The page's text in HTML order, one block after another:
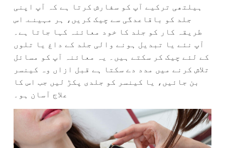
ہیلتھی ترکیے آپ کو سفارش کرتا ہے کہ آپ اپنی
جلد کو باقاعدگی سے چیک کریں، ہر مہینے. اس
طریقہ کار کو جلد کا خود معائنہ کہا جاتا ہے۔
آپ نئے یا تبدیل ہونے والی جلد کے داغ یا تلوں
کے لئے چیک کر سکتے ہیں۔ یہ معائنہ آپ کو مسائل
تلاش کرنے میں مدد دے سکتا ہے قبل ازاں وہ کینسر
بن جائیں، یا کینسر کو جلدی پکڑ لیں جب اس کا
علاج آسان ہو۔